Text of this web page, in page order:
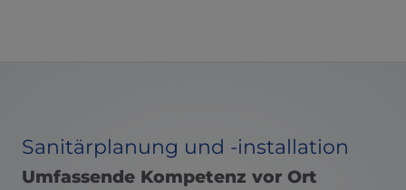
Sanitärplanung und -installation
Umfassende Kompetenz vor Ort